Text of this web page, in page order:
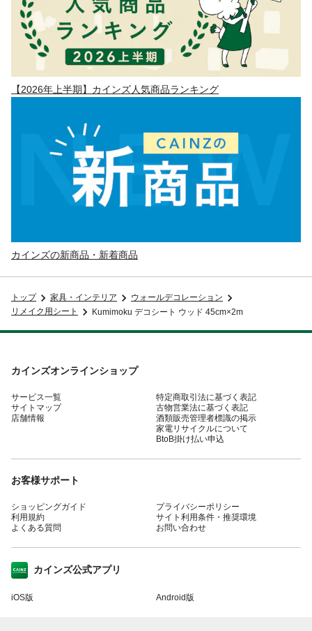
【2026年上半期】カインズ人気商品ランキング
カインズの新商品・新着商品
トップ 家具・インテリア
ウォールデコレーション
リメイク用シート
Kumimoku デコシート ウッド 45cm×2m
カインズオンラインショップ
サービス一覧
サイトマップ
店舗情報
特定商取引法に基づく表記
古物営業法に基づく表記
酒類販売管理者標識の掲示
家電リサイクルについて
BtoB掛け払い申込
お客様サポート
ショッピングガイド
利用規約
よくある質問
プライバシーポリシー
サイト利用条件・推奨環境
お問い合わせ
カインズ公式アプリ
iOS版 Android版